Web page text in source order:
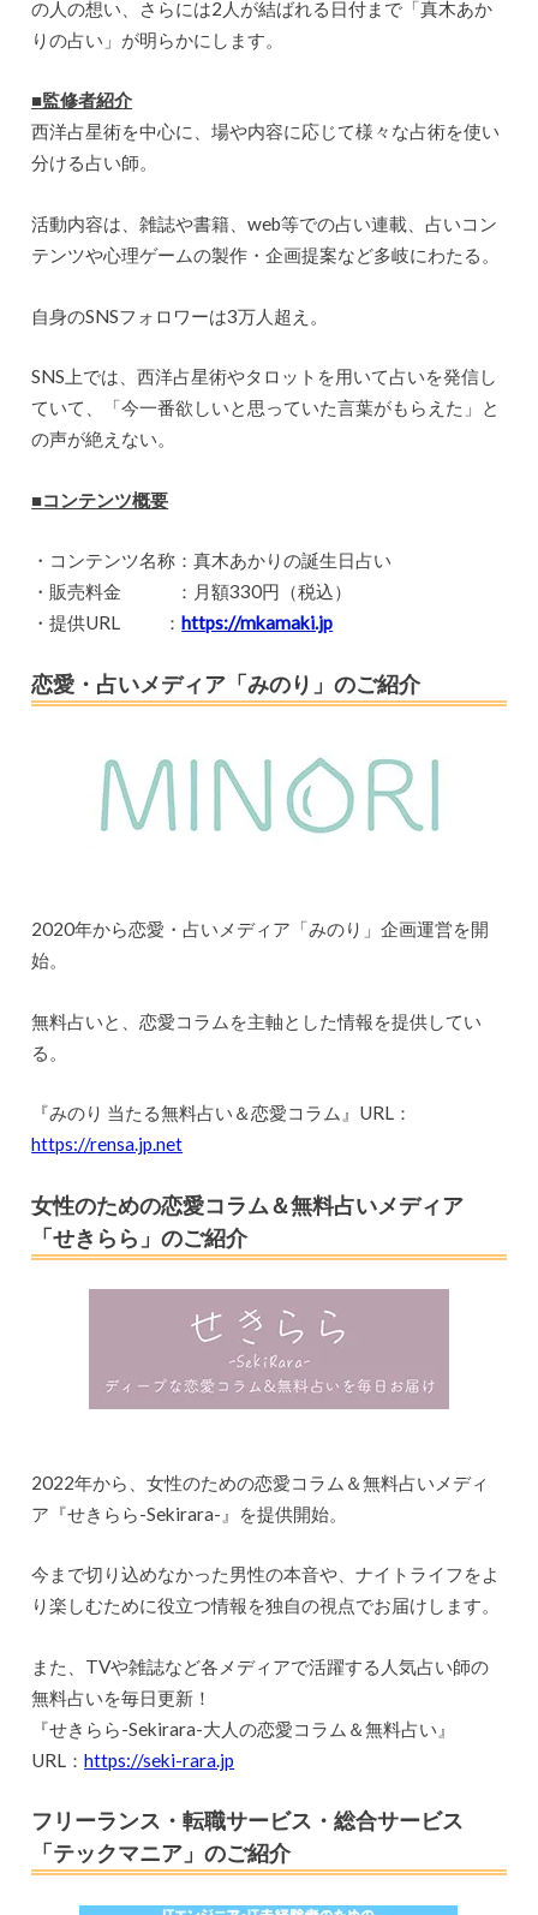
の人の想い、さらには2人が結ばれる日付まで「真木あか
りの占い」が明らかにします。
■監修者紹介
西洋占星術を中心に、場や内容に応じて様々な占術を使い
分ける占い師。
活動内容は、雑誌や書籍、web等での占い連載、占いコン
テンツや心理ゲームの製作・企画提案など多岐にわたる。
自身のSNSフォロワーは3万人超え。
SNS上では、西洋占星術やタロットを用いて占いを発信し
ていて、「今一番欲しいと思っていた言葉がもらえた」と
の声が絶えない。
■コンテンツ概要
・コンテンツ名称：真木あかりの誕生日占い
・販売料金 ：月額330円（税込）
・提供URL ：https://mkamaki.jp
恋愛・占いメディア「みのり」のご紹介
2020年から恋愛・占いメディア「みのり」企画運営を開
始。
無料占いと、恋愛コラムを主軸とした情報を提供してい
る。
『みのり 当たる無料占い＆恋愛コラム』URL：
https://rensa.jp.net
女性のための恋愛コラム＆無料占いメディア
「せきらら」のご紹介
2022年から、女性のための恋愛コラム＆無料占いメディ
ア『せきらら-Sekirara-』を提供開始。
今まで切り込めなかった男性の本音や、ナイトライフをよ
り楽しむために役立つ情報を独自の視点でお届けします。
また、TVや雑誌など各メディアで活躍する人気占い師の
無料占いを毎日更新！
『せきらら-Sekirara-大人の恋愛コラム＆無料占い』
URL：https://seki-rara.jp
フリーランス・転職サービス・総合サービス
「テックマニア」のご紹介